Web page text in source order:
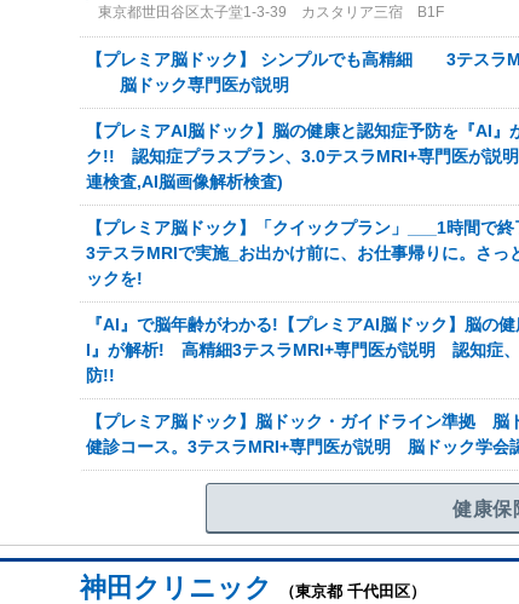
東京都世田谷区太子堂1-3-39 カスタリア三宿 B1F
【プレミア脳ドック】 シンプルでも高精細 3テス
脳ドック専門医が説明
【プレミアAI脳ドック】脳の健康と認知症予防を『AI』
ク!! 認知症プラスプラン、3.0テスラMRI+専門医が説
連検査,AI脳画像解析検査)
【プレミア脳ドック】「クイックプラン」___1時間で
3テスラMRIで実施_お出かけ前に、お仕事帰りに。さっ
ックを!
『AI』で脳年齢がわかる!【プレミアAI脳ドック】脳の
I』が解析! 高精細3テスラMRI+専門医が説明 認知症
防!!
【プレミア脳ドック】脳ドック・ガイドライン準拠 脳
健診コース。3テスラMRI+専門医が説明 脳ドック学会
健康保
神田クリニック （東京都 千代田区）